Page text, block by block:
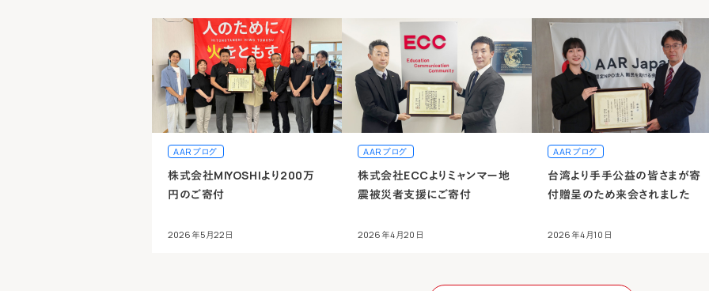
AARブログ
株式会社MIYOSHIより200万
円のご寄付
2026年5月22日
AARブログ
株式会社ECCよりミャンマー地
震被災者支援にご寄付
2026年4月20日
AARブログ
台湾より手手公益の皆さまが寄
付贈呈のため来会されました
2026年4月10日